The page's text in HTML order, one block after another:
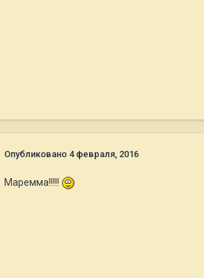
Опубликовано 4 февраля, 2016
Маремма!!!!!